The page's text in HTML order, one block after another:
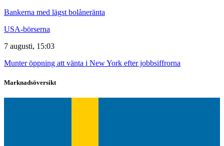
Bankerna med lägst bolåneränta
USA-börserna
7 augusti, 15:03
Munter öppning att vänta i New York efter jobbsiffrorna
Marknadsöversikt